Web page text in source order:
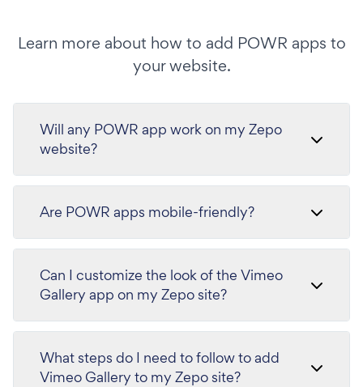
Learn more about how to add POWR apps to
your website.
Will any POWR app work on my Zepo
website?
Are POWR apps mobile-friendly?
Can I customize the look of the Vimeo
Gallery app on my Zepo site?
What steps do I need to follow to add
Vimeo Gallery to my Zepo site?